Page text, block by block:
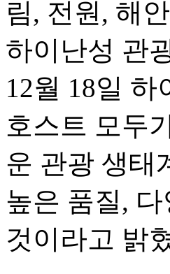
림, 전원, 해
하이난성 관
12월 18일
호스트 모두
운 관광 생태
높은 품질,
것이라고 밝